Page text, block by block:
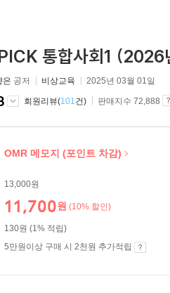
통합사회1 (2026
은 공저 비상교육 2025년 03월 01일
회원리뷰(101건) 판매지수 72,888
OMR 메모지 (포인트 차감)
13,000원
11,700원 (10% 할인)
130원 (1% 적립)
5만원이상 구매 시 2천원 추가적립